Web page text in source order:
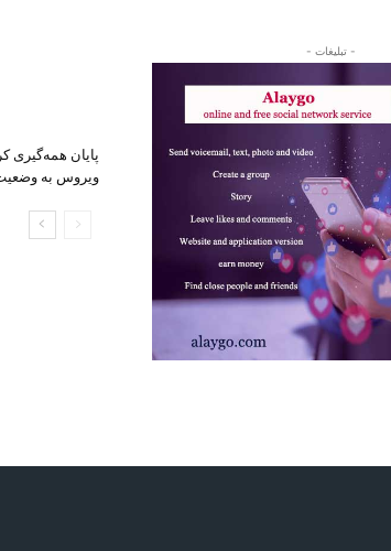
پایان همه‌گیری
ویروس به
- تبلیغات -